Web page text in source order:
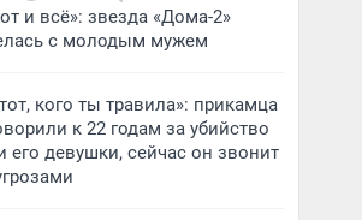
и всё»: звезда «Дома-2»
с молодым мужем
кого ты травила»: прикамца
к 22 годам за убийство
его девушки, сейчас он звонит